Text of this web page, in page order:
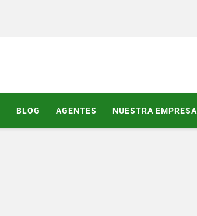
BLOG AGENTES NUESTRA EMPRESA